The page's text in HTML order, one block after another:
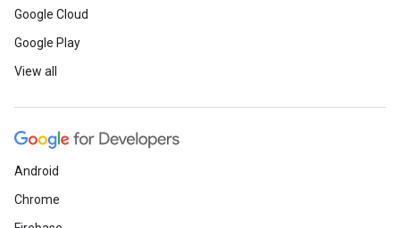
Google Cloud
Google Play
View all
Android
Chrome